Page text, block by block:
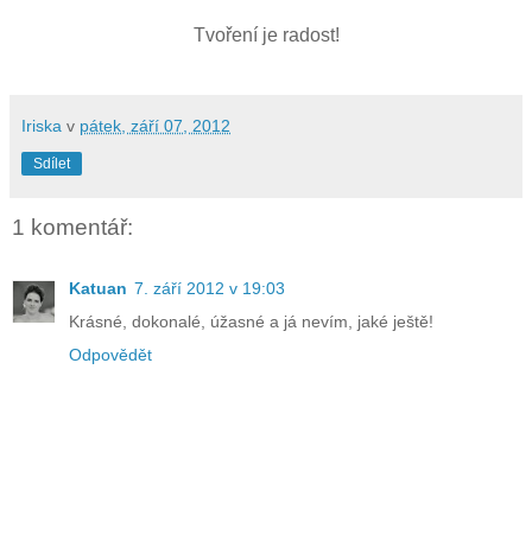
Tvoření je radost!
Iriska v pátek, září 07, 2012
Sdílet
1 komentář:
Katuan 7. září 2012 v 19:03
Krásné, dokonalé, úžasné a já nevím, jaké ještě!
Odpovědět